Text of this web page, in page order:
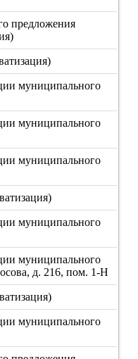
предложения
муниципального
муниципального
муниципального
муниципального
муниципального
д. 216, пом. 1-Н
муниципального